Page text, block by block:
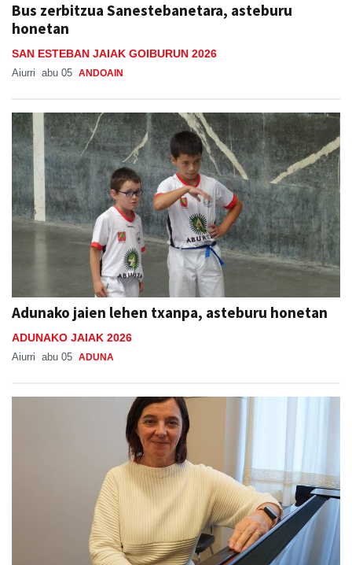
Bus zerbitzua Sanestebanetara, asteburu
honetan
SAN ESTEBAN JAIAK GOIBURUN 2026
Aiurri abu 05 ANDOAIN
Adunako jaien lehen txanpa, asteburu honetan
ADUNAKO JAIAK 2026
Aiurri abu 05 ADUNA